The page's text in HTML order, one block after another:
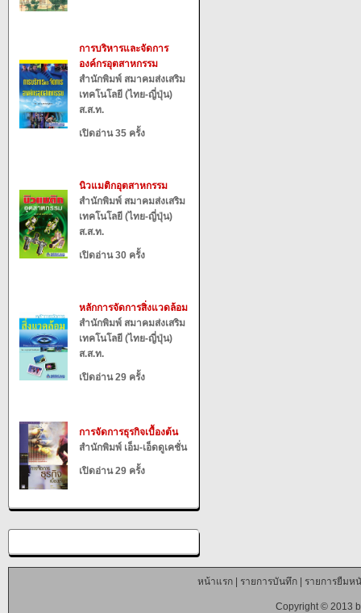
การบริหารและจัดการ
องค์กรอุตสาหกรรม
สำนักพิมพ์ สมาคมส่งเสริม
เทคโนโลยี (ไทย-ญี่ปุ่น)
ส.ส.ท.
เปิดอ่าน 35 ครั้ง
นิวแมติกอุตสาหกรรม
สำนักพิมพ์ สมาคมส่งเสริม
เทคโนโลยี (ไทย-ญี่ปุ่น)
ส.ส.ท.
เปิดอ่าน 30 ครั้ง
หลักการจัดการสิ่งแวดล้อม
สำนักพิมพ์ สมาคมส่งเสริม
เทคโนโลยี (ไทย-ญี่ปุ่น)
ส.ส.ท.
เปิดอ่าน 29 ครั้ง
การจัดการธุรกิจเบื้องต้น
สำนักพิมพ์ เอ็ม-เอ็ดดูเคชั่น
เปิดอ่าน 29 ครั้ง
หน้าแรก| รายการบันทึก| รายการยืมห
Copyright © 2013